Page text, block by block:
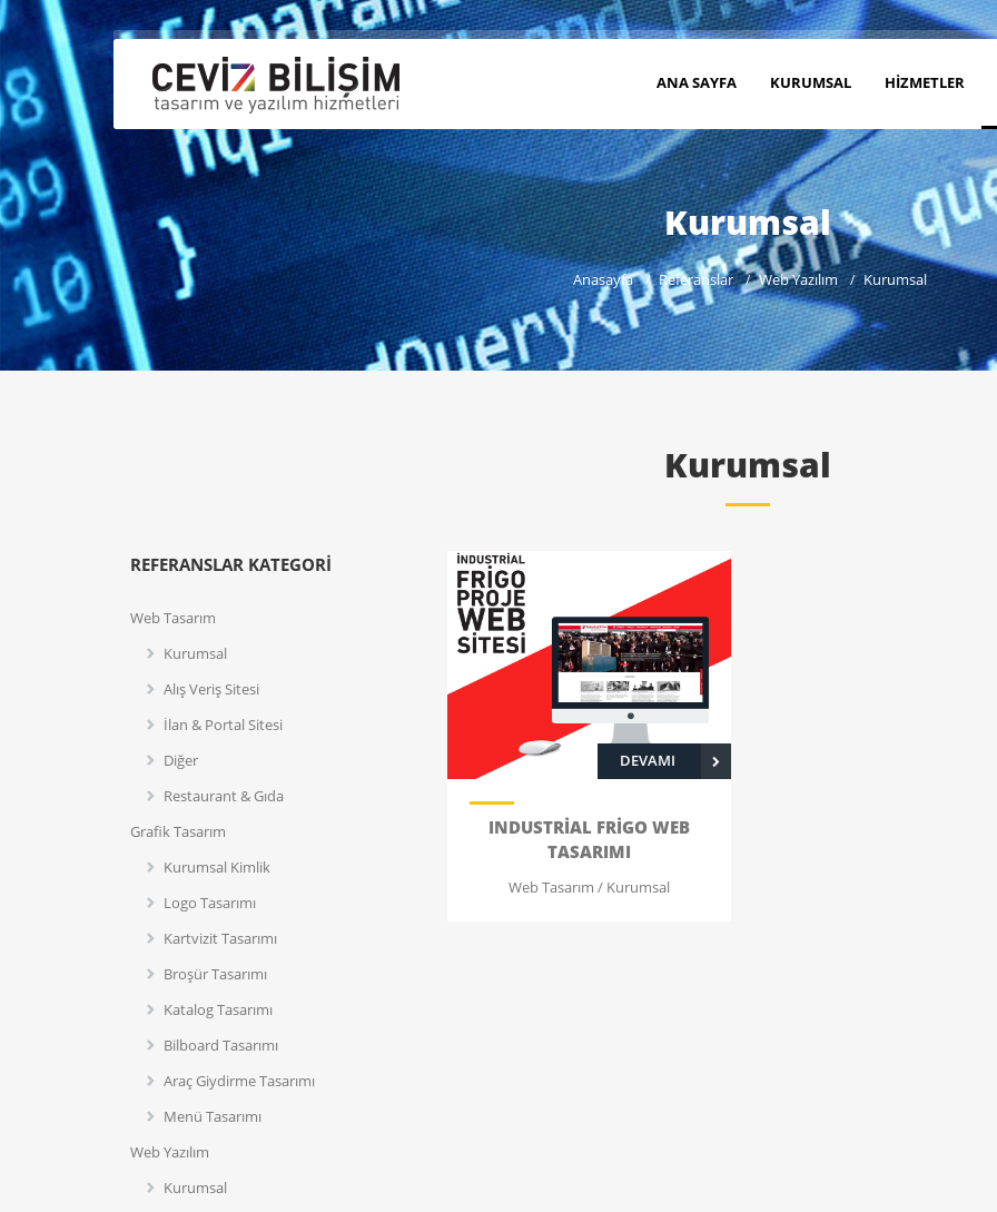
ANA SAYFA KURUMSAL HIZMETLER
Kurumsal
Anasayfa Referanslar Web Yazılım Kurumsal
Kurumsal
REFERANSLAR KATEGORI
Web Tasarım
Kurumsal
Alış Veriş Sitesi
İlan & Portal Sitesi
Diğer
Restaurant & Gıda
Grafik Tasarım
Kurumsal Kimlik
Logo Tasarımı
Kartvizit Tasarımı
Broşür Tasarımı
Katalog Tasarımı
Bilboard Tasarımı
Araç Giydirme Tasarımı
Menü Tasarımı
Web Yazılım
Kurumsal
DEVAMI
INDUSTRIAL FRIGO WEB
TASARIMI
Web Tasarım / Kurumsal